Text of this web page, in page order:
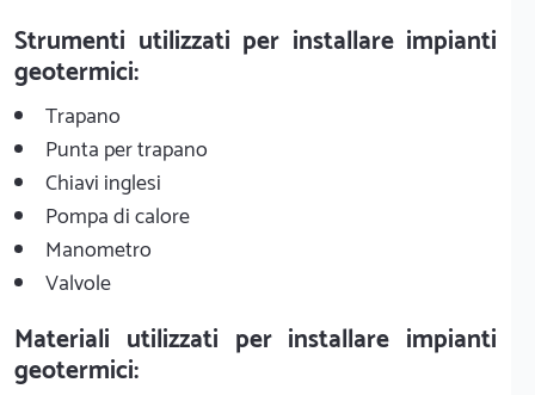
Strumenti utilizzati per installare impianti
geotermici:
Trapano
Punta per trapano
Chiavi inglesi
Pompa di calore
Manometro
Valvole
Materiali utilizzati per installare impianti
geotermici: